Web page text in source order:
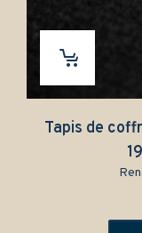
Tapis de